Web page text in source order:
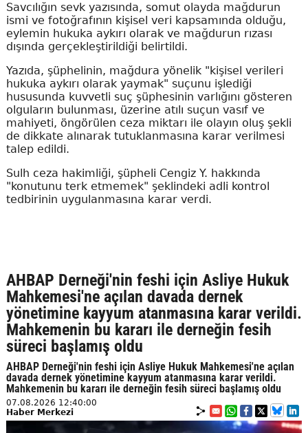
Savcılığın sevk yazısında, somut olayda mağdurun
ismi ve fotoğrafının kişisel veri kapsamında olduğu,
eylemin hukuka aykırı olarak ve mağdurun rızası
dışında gerçekleştirildiği belirtildi.
Yazıda, şüphelinin, mağdura yönelik "kişisel verileri
hukuka aykırı olarak yaymak" suçunu işlediği
hususunda kuvvetli suç şüphesinin varlığını gösteren
olguların bulunması, üzerine atılı suçun vasıf ve
mahiyeti, öngörülen ceza miktarı ile olayın oluş şekli
de dikkate alınarak tutuklanmasına karar verilmesi
talep edildi.
Sulh ceza hakimliği, şüpheli Cengiz Y. hakkında
"konutunu terk etmemek" şeklindeki adli kontrol
tedbirinin uygulanmasına karar verdi.
AHBAP Derneği'nin feshi için Asliye Hukuk
Mahkemesi'ne açılan davada dernek
yönetimine kayyum atanmasına karar verildi.
Mahkemenin bu kararı ile derneğin fesih
süreci başlamış oldu
AHBAP Derneği'nin feshi için Asliye Hukuk Mahkemesi'ne açılan
davada dernek yönetimine kayyum atanmasına karar verildi.
Mahkemenin bu kararı ile derneğin fesih süreci başlamış oldu
07.08.2026 12:40:00
Haber Merkezi